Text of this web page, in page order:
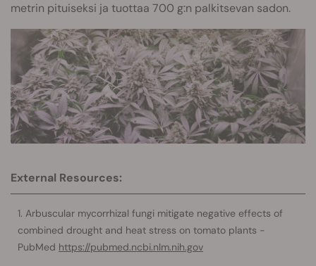
metrin pituiseksi ja tuottaa 700 g:n palkitsevan sadon.
External Resources:
Arbuscular mycorrhizal fungi mitigate negative effects of
combined drought and heat stress on tomato plants -
PubMed https://pubmed.ncbi.nlm.nih.gov